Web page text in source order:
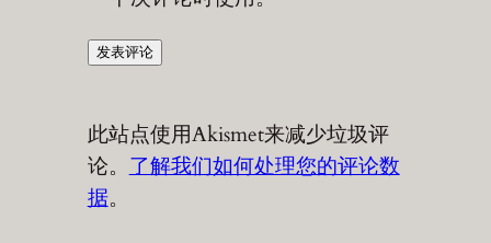
此站点使用Akismet来减少垃圾评
论。 了解我们如何处理您的评论数
据。